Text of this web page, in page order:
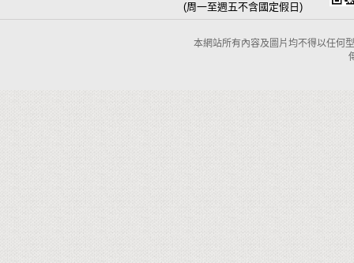
(周一至週五不含國定假日)
本網站所有內容及圖片均不得以任何